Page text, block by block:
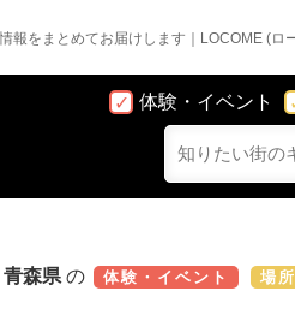
体験・イベント
青森県 の 体験・イベント 場所